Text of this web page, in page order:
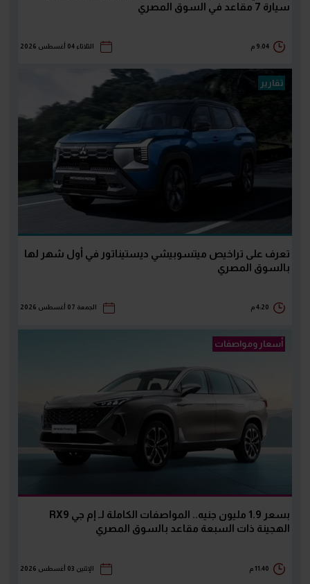
سيارة 7 مقاعد في السوق المصري
9:04 م الثلاثاء 04 أغسطس 2026
تقارير
تعرف على تراخيص ميتسوبيشي ديستيناتور في أول شهر لها
بالسوق المصري
4:20 م الجمعة 07 أغسطس 2026
أسعار ومواصفات
بسعر 1.9 مليون جنيه.. المواصفات الكاملة لـ إم جي RX9
الهجينة ذات السبعة مقاعد بالسوق المصري
11:40 م الإثنين 03 أغسطس 2026